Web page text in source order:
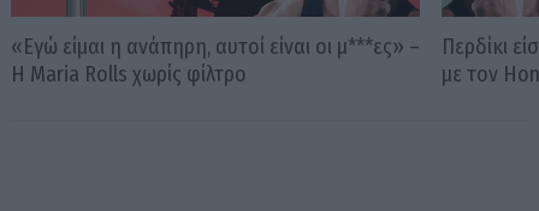
«Εγώ είμαι η ανάπηρη, αυτοί είναι οι μ***ες» –
Η Maria Rolls χωρίς φίλτρο
Περδίκι
με τον